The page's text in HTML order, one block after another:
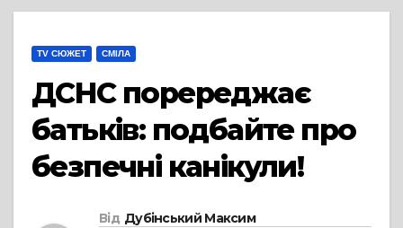
TV СЮЖЕТ СМІЛА
ДСНС поререджає
батьків: подбайте про
безпечні канікули!
Від Дубінський Максим